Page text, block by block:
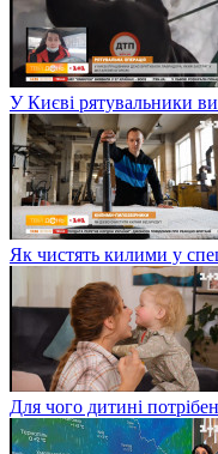
У Києві рятувальники
Як чистять килими у
Для чого дитині